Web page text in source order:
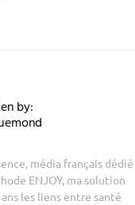
by:
média français dédié
ENJOY, ma solution
les liens entre santé